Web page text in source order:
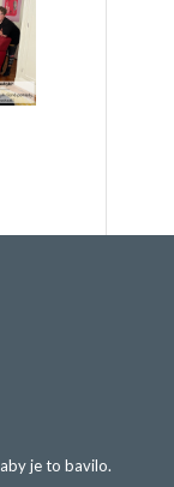
je to bavilo.